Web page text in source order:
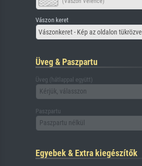
Vászon keret
Vászonkeret - Kép az oldalon tükrözve
Üveg & Paszpartu
Üveg (hátlappal együtt)
Kérjük, válasszon
Paszpartu
Paszpartu nélkül
Egyebek & Extra kiegészítők